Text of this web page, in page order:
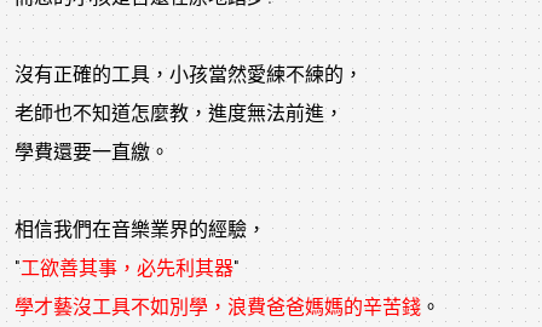
沒有正確的工具，小孩當然愛練不練的，
老師也不知道怎麼教，進度無法前進，
學費還要一直繳。
相信我們在音樂業界的經驗，
"工欲善其事， 必先利其器"
學才藝沒工具不如別學，浪費爸爸媽媽的辛苦錢 。